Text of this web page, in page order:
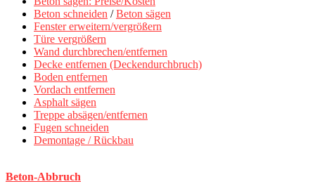
Beton schneiden /Beton sägen
Fenster erweitern/vergrößern
Türe vergrößern
Wand durchbrechen/entfernen
Decke entfernen (Deckendurchbruch)
Boden entfernen
Vordach entfernen
Asphalt sägen
Treppe absägen/entfernen
Fugen schneiden
Demontage / Rückbau
Beton-Abbruch